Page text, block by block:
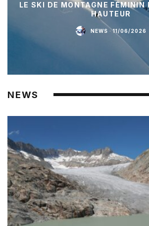
LE SKI DE MONTAGNE FÉMININ
HAUTEUR
NEWS · 11/06/2026
NEWS